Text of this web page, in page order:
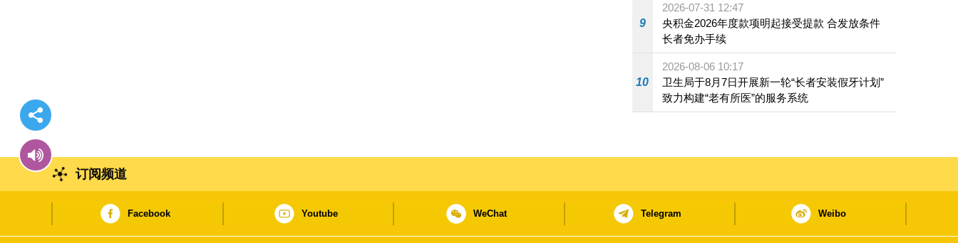
9
2026-07-31 12:47
央积金2026年度款项明起接受提款 合发放条件
长者免办手续
10
2026-08-06 10:17
卫生局于8月7日开展新一轮“长者安装假牙计划”
致力构建“老有所医”的服务系统
订阅频道
Facebook Youtube WeChat Telegram Weibo